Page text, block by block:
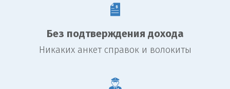
Без подтверждения дохода
Никаких анкет справок и волокиты